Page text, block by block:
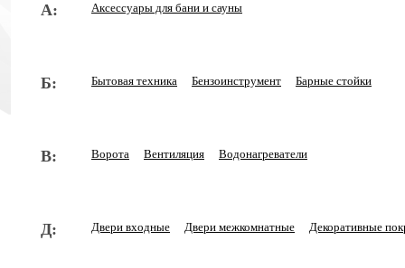
А: Аксессуары для бани и сауны
Б: Бытовая техника Бензоинструмент Барные стойки
В: Ворота Вентиляция Водонагреватели
Д: Двери входные Двери межкомнатные Декоративные